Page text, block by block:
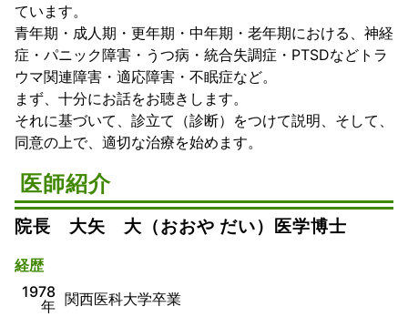
ています。
青年期・成人期・更年期・中年期・老年期における、神経
症・パニック障害・うつ病・統合失調症・PTSDなどトラ
ウマ関連障害・適応障害・不眠症など。
まず、十分にお話をお聴きします。
それに基づいて、診立て（診断）をつけて説明、そして、
同意の上で、適切な治療を始めます。
医師紹介
院長 大矢 大（おおや だい）医学博士
経歴
1978
年 関西医科大学卒業